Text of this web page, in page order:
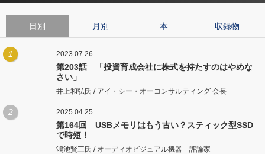
日別 月別 本 収録物
1 2023.07.26
第203話 「投資育成会社に株式を持たすのはやめな
さい」
井上和弘氏 / アイ・シー・オーコンサルティング 会長
2 2025.04.25
第164回 USBメモリはもう古い？スティック型SSD
で時短！
鴻池賢三氏 / オーディオビジュアル機器 評論家